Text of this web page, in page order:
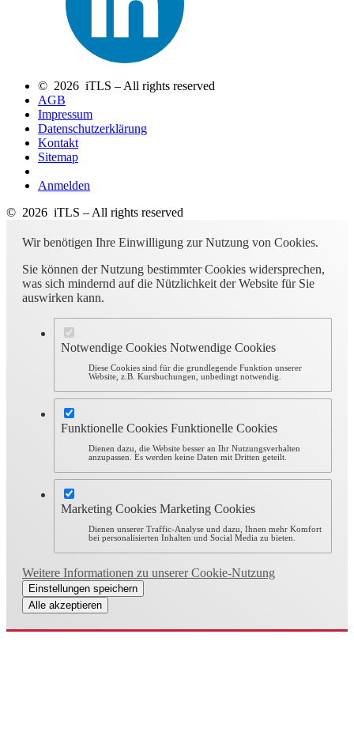
© 2026 iTLS – All rights reserved
AGB
Impressum
Datenschutzerklärung
Kontakt
Sitemap
Anmelden
© 2026 iTLS – All rights reserved
Wir benötigen Ihre Einwilligung zur Nutzung von Cookies.
Sie können der Nutzung bestimmter Cookies widersprechen,
was sich mindernd auf die Nützlichkeit der Website für Sie
auswirken kann.
Notwendige Cookies Notwendige Cookies
Diese Cookies sind für die grundlegende Funktion unserer
Website, z.B. Kursbuchungen, unbedingt notwendig.
Funktionelle Cookies Funktionelle Cookies
Dienen dazu, die Website besser an Ihr Nutzungsverhalten
anzupassen. Es werden keine Daten mit Dritten geteilt.
Marketing Cookies Marketing Cookies
Dienen unserer Traffic-Analyse und dazu, Ihnen mehr Komfort
bei personalisierten Inhalten und Social Media zu bieten.
Weitere Informationen zu unserer Cookie-Nutzung